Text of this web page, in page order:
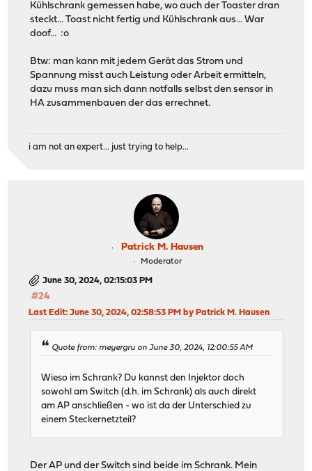
Kühlschrank gemessen habe, wo auch der Toaster dran
steckt... Toast nicht fertig und Kühlschrank aus... War
doof... :o
Btw: man kann mit jedem Gerät das Strom und
Spannung misst auch Leistung oder Arbeit ermitteln,
dazu muss man sich dann notfalls selbst den sensor in
HA zusammenbauen der das errechnet.
i am not an expert... just trying to help...
Patrick M. Hausen
Moderator
June 30, 2024, 02:15:03 PM
#24
Last Edit: June 30, 2024, 02:58:53 PM by Patrick M. Hausen
Quote from: meyergru on June 30, 2024, 12:00:55 AM
Wieso im Schrank? Du kannst den Injektor doch
sowohl am Switch (d.h. im Schrank) als auch direkt
am AP anschließen - wo ist da der Unterschied zu
einem Steckernetzteil?
Der AP und der Switch sind beide im Schrank. Mein